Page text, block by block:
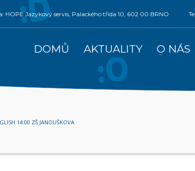
HOPE Jazykový servis, Palackého třída 10, 602 00 BRNO
DOMŮ AKTUALITY O NÁS
14:00 ZŠ JANOUŠKOVA